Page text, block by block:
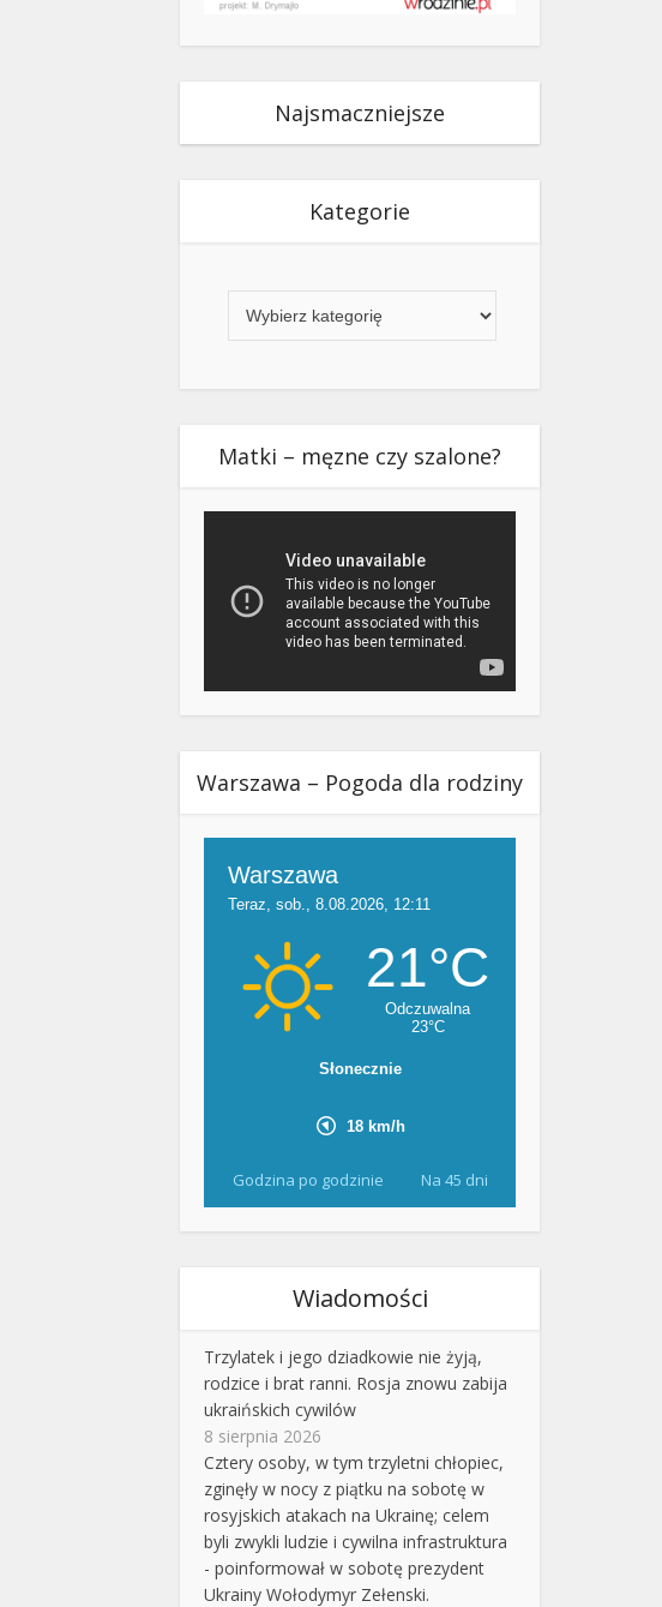
Najsmaczniejsze
Kategorie
Matki – męzne czy szalone?
Warszawa – Pogoda dla rodziny
Godzina po godzinie Na 45 dni
Wiadomości
Trzylatek i jego dziadkowie nie żyją,
rodzice i brat ranni. Rosja znowu zabija
ukraińskich cywilów
8 sierpnia 2026
Cztery osoby, w tym trzyletni chłopiec,
zginęły w nocy z piątku na sobotę w
rosyjskich atakach na Ukrainę; celem
byli zwykli ludzie i cywilna infrastruktura
- poinformował w sobotę prezydent
Ukrainy Wołodymyr Zełenski.